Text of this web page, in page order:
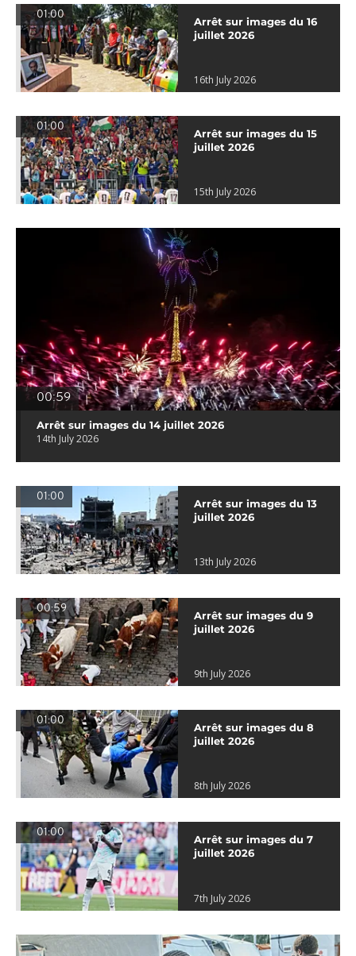
01:00
Arrêt sur images du 16
juillet 2026
16th July 2026
01:00
Arrêt sur images du 15
juillet 2026
15th July 2026
00:59
Arrêt sur images du 14 juillet 2026
14th July 2026
01:00
Arrêt sur images du 13
juillet 2026
13th July 2026
00:59
Arrêt sur images du 9
juillet 2026
9th July 2026
01:00
Arrêt sur images du 8
juillet 2026
8th July 2026
01:00
Arrêt sur images du 7
juillet 2026
7th July 2026